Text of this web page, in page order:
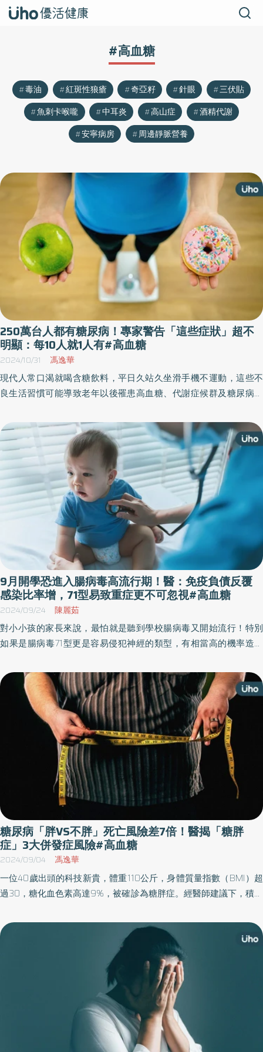
#高血糖
毒油 紅斑性狼瘡 奇亞籽 針眼
三伏貼
魚刺卡喉嚨
中耳炎 高山症
酒精代謝
安寧病房
周邊靜脈營養
250萬台人都有糖尿病！專家警告「這些症狀」超不
明顯：每10人就1人有#高血糖
2024/10/31 馮逸華
現代人常口渴就喝含糖飲料，平日久站久坐滑手機不運動，這些不
良生活習慣可能導致老年以後罹患高血糖、代謝症候群及糖尿病。
除了遺傳之外，不正確的飲食習慣、作息是主因，據統計，目前成
年人每10人就有1人罹患糖尿病，且糖友之中高達半數為65歲以上老
人，年齡越高糖尿病的盛行率也越高。
9月開學恐進入腸病毒高流行期！醫：免疫負債反覆
感染比率增，71型易致重症更不可忽視#高血糖
2024/09/24 陳麗茹
對小小孩的家長來說，最怕就是聽到學校腸病毒又開始流行！特別
如果是腸病毒71型更是容易侵犯神經的類型，有相當高的機率造成
竭，個案會在數小時內死亡，5歲以下的孩童是高風險群，一定要特
別注意。 翁佩魁小兒專科診所副院長盧英仁醫師提到，1998年台灣
發生過一次腸病毒71型大流行，當時造成140萬名孩童感染，當中更
有405個重症，甚至有78例死亡，死亡率從3％甚至衝到20％。 台
灣處於亞熱帶一直是腸病毒好發環境，9月正值開學之時，小朋友很
容易透過飛沫、糞便或者是丘疹中的水泡液散播病毒，盧英仁醫師
說明，台灣每年3月下旬病例就會開始增多，5月底至6月中達到高
峰，下降之後9月又開始流行，腸病毒幾乎已經算是全年度的流行疾
債，盧英仁醫師提到，小朋友身上幾乎都沒有腸病毒的防護力，以
往通常感染後3個月內都還有抗體，但這1、2年特別發現不少案例是
感染後2週復原後，又感染另一種型態的腸病毒，這顯示社區內可能
同時存在兩種或以上的腸病毒。 以台灣目前流行的腸病毒類型來
說，是以克沙奇A型為主，通常典型症狀表現是嘴巴破、長疹子水
泡、發燒，大約1週就會慢慢痊癒，但盧英仁醫師提醒，由於腸病毒
是小小紅疹不明顯，必須要仔細觀察才會發現。 由於71型會造成中
樞神經的過度興奮及全身性發炎反應造成高血糖等情形，因此若感
染腸病毒後有持續嘔吐、肌躍型抽搐、昏睡症狀就是重症前兆，一
定要馬上送醫。盧英仁醫師也說明，腸病毒71型分為4期病程，如果
是重症會在很快幾天甚至幾小時內病情急轉直下，不可忽略致死的
第二期（腦脊髓炎期）：高燒、昏睡、嘔吐、眼球動作異常、痙攣
糖尿病「胖VS不胖」死亡風險差7倍！醫揭「糖胖
症」3大併發症風險#高血糖
2024/09/04 馮逸華
一位40歲出頭的科技新貴，體重110公斤，身體質量指數（BMI）超
過30，糖化血色素高達9%，被確診為糖胖症。經醫師建議下，積極
體重下降及血糖控制的自費口服降糖藥物治療，過程中也透過短期
配戴連續葡萄糖監測來控制血糖，經過約半年後，體重減掉17公